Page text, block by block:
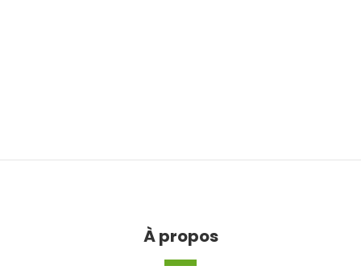
À propos